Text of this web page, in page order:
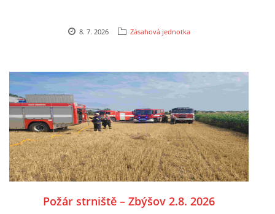
8. 7. 2026 Zásahová jednotka
Požár strniště – Zbýšov 2.8. 2026